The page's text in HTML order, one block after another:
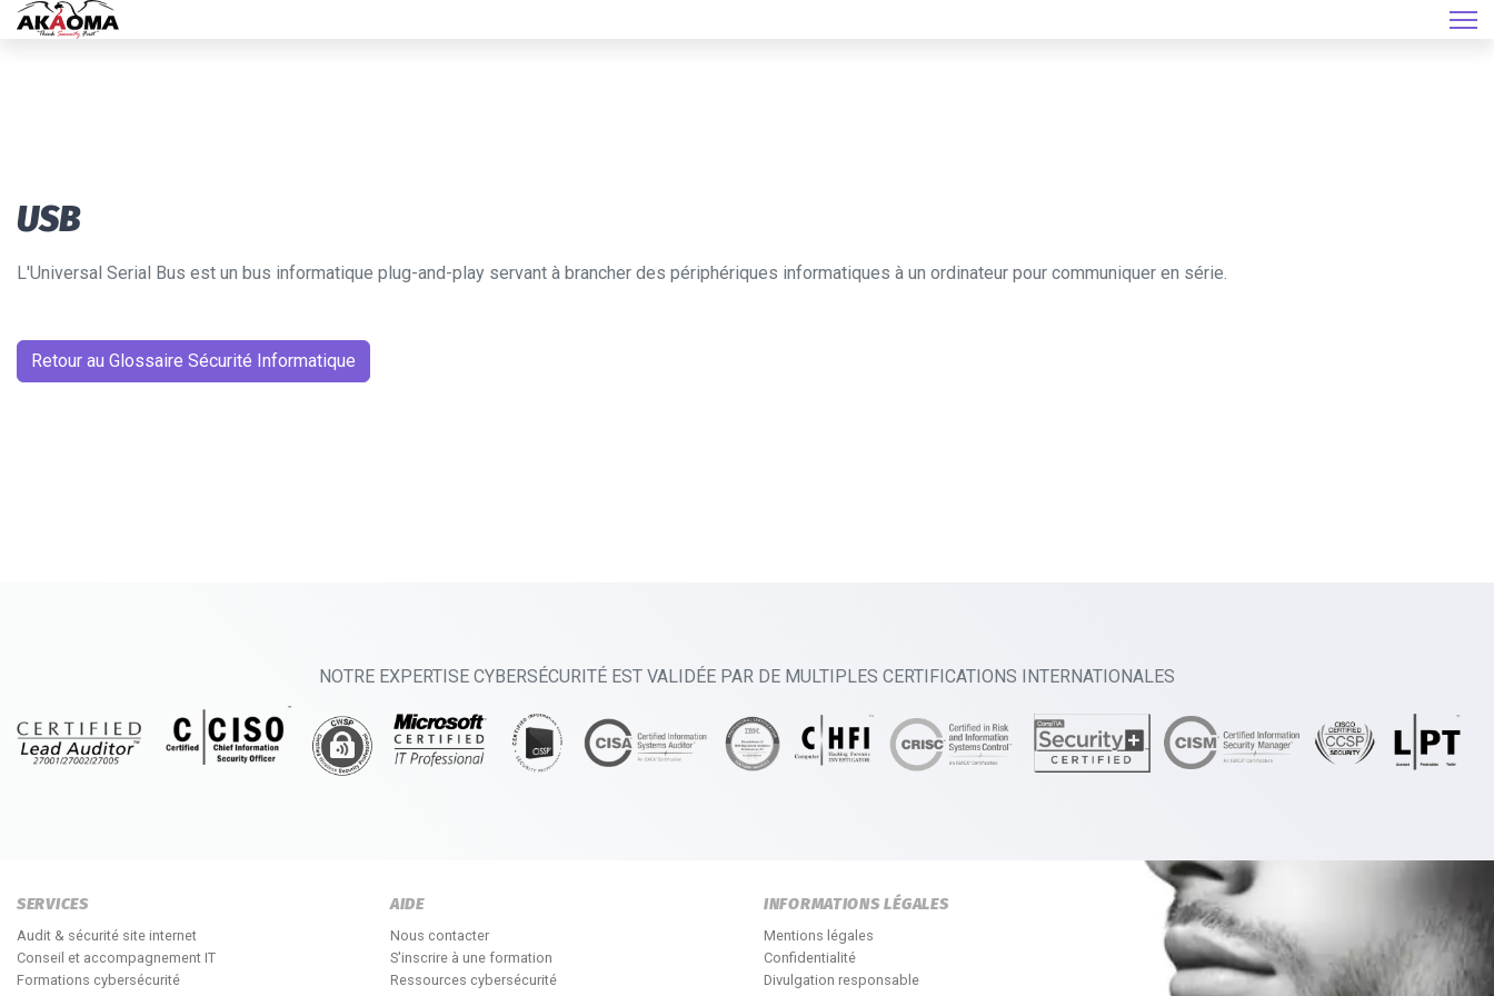
USB
L'Universal Serial Bus est un bus informatique plug-and-play servant à brancher des périphériques informatiques à un ordinateur pour communiquer en série.
Retour au Glossaire Sécurité Informatique
NOTRE EXPERTISE CYBERSÉCURITÉ EST VALIDÉE PAR DE MULTIPLES CERTIFICATIONS INTERNATIONALES
SERVICES
Audit & sécurité site internet
Conseil et accompagnement IT
Formations cybersécurité
AIDE
Nous contacter
S'inscrire à une formation
Ressources cybersécurité
INFORMATIONS LÉGALES
Mentions légales
Confidentialité
Divulgation responsable